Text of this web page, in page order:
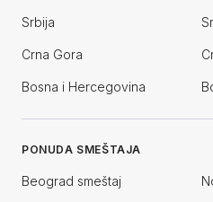
Srbija
Crna Gora
Bosna i Hercegovina
PONUDA SMEŠTAJA
Beograd smeštaj